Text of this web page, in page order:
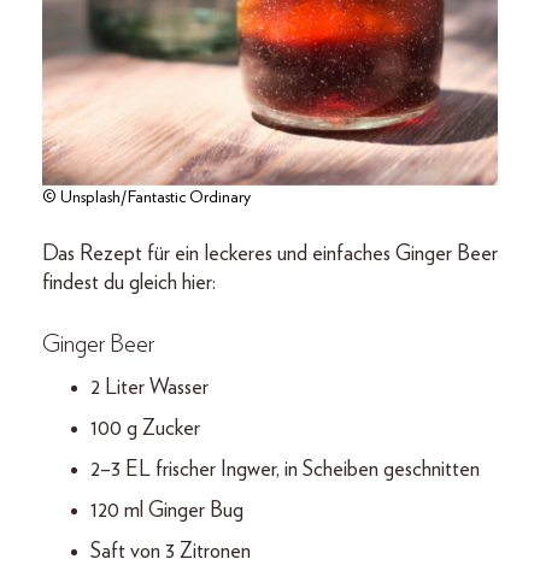
© Unsplash/Fantastic Ordinary
Das Rezept für ein leckeres und einfaches Ginger Beer
findest du gleich hier:
Ginger Beer
2 Liter Wasser
100 g Zucker
2–3 EL frischer Ingwer, in Scheiben geschnitten
120 ml Ginger Bug
Saft von 3 Zitronen